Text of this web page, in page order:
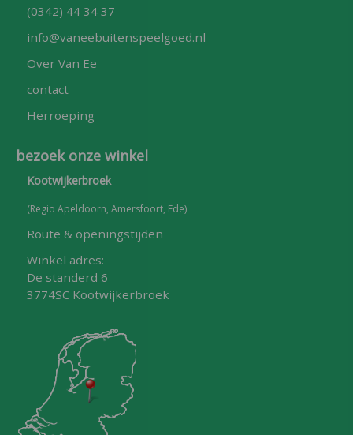
(0342) 44 34 37
info@vaneebuitenspeelgoed.nl
Over Van Ee
contact
Herroeping
bezoek onze winkel
Kootwijkerbroek
(Regio Apeldoorn, Amersfoort, Ede)
Route & openingstijden
Winkel adres:
De standerd 6
3774SC Kootwijkerbroek